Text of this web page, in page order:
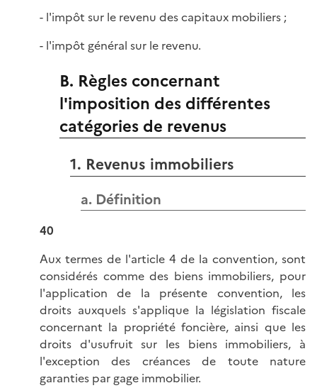
- l'impôt sur le revenu des capitaux mobiliers ;
- l'impôt général sur le revenu.
B. Règles concernant
l'imposition des différentes
catégories de revenus
1. Revenus immobiliers
a. Définition
40
Aux termes de l'article 4 de la convention, sont
considérés comme des biens immobiliers, pour
l'application de la présente convention, les
droits auxquels s'applique la législation fiscale
concernant la propriété foncière, ainsi que les
droits d'usufruit sur les biens immobiliers, à
l'exception des créances de toute nature
garanties par gage immobilier.